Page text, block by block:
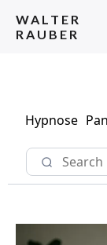
WALTER
RAUBER
Hypnose